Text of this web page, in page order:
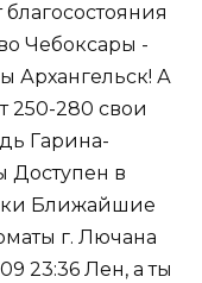
Чебоксары -
Архангельск! А
250-280 свои
Гарина-
Доступен в
Ближайшие
г. Лючана
23:36 Лен, а ты